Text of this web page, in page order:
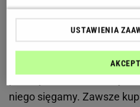
Serek wiejski to jeden z
umieszczamy o poranku
niego wkroićwarzywa, a
.
niego sięgamy. Zawsze
USTAWIENIA